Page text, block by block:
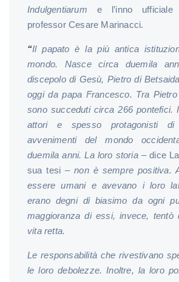
Indulgentiarum e l’inno ufficiale
professor Cesare Marinacci.
“Il papato è la più antica
mondo. Nasce circa duemila
discepolo di Gesù, Pietro di
oggi da papa Francesco. Tra
sono succeduti circa 266 pontefici.
attori e spesso protagonisti
avvenimenti del mondo
duemila anni. La loro storia – dice
sua tesi –non è sempre positiva.
essere umani e avevano i loro
erano degni di biasimo da ogni
maggioranza di essi, invece, tentò
vita retta.
Le responsabilità che rivestivano
le loro debolezze. Inoltre, la loro